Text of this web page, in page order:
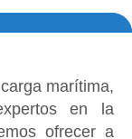
marítima,
en la
ofrecer a